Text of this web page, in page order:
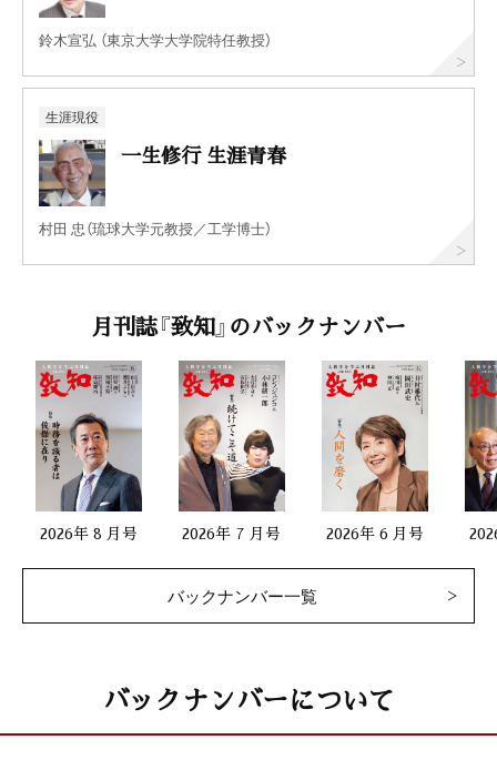
鈴木宣弘 （東京大学大学院特任教授）
生涯現役
一生修行 生涯青春
村田 忠（琉球大学元教授／工学博士）
月刊誌『致知』のバックナンバー
2026年 8 月号 2026年 7 月号 2026年 6 月号
バックナンバー一覧
バックナンバーについて